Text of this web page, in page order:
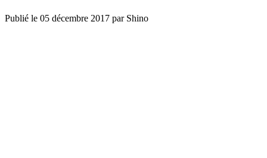
Publié le 05 décembre 2017 par Shino